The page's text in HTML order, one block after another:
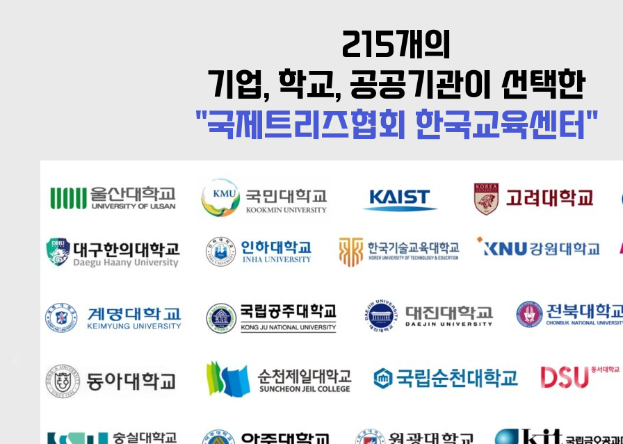
215개의
기업, 학교, 공공기관이 선택한
"국제트리즈협회 한국교육센터"